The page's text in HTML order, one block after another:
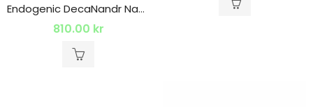
Endogenic DecaNandr Nandrolone Decaonate
810.00 kr